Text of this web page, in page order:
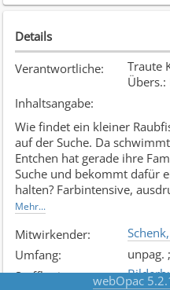
Details
Verantwortliche:
Traute
Übers.:
Inhaltsangabe:
Wie findet ein kleiner
auf der Suche. Da
Entchen hat gerade ihre
Suche und bekommt dafür
halten? Farbintensive,
erzählen eine Geschichte
Mehr...
Mitwirkender:
Umfang:
unpag.
Stoffkreis: webOpac